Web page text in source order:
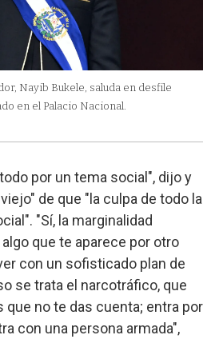
Nayib Bukele, saluda en desfile
en el Palacio Nacional.
por un tema social", dijo y
de que "la culpa de todo la
"Sí, la marginalidad
que te aparece por otro
con un sofisticado plan de
se trata el narcotráfico, que
que no te das cuenta; entra por
con una persona armada",